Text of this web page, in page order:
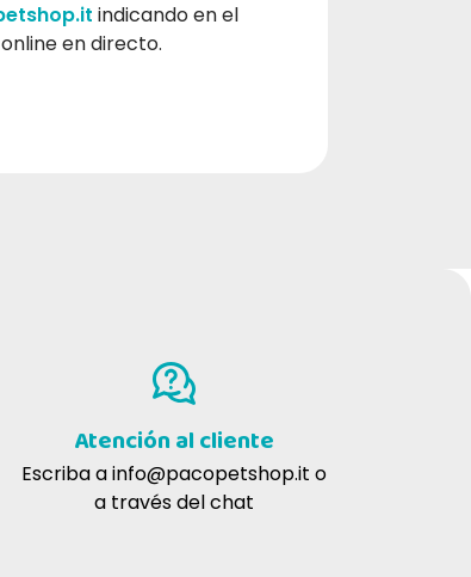
indicando en el
en directo.
Atención al cliente
Escriba ainfo@pacopetshop.it o
a través del chat